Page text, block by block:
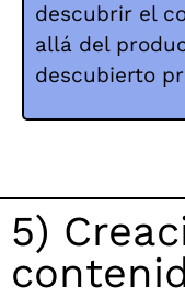
descubrir el
allá del
descubierto
5)